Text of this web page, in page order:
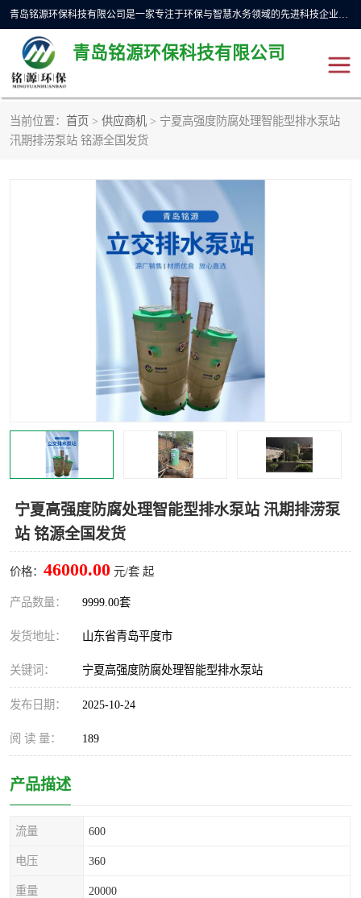
青岛铭源环保科技有限公司是一家专注于环保与智慧水务领域的先进科技企业，公司专注于云智能一体化预制泵站、水务循环利用、海绵城市、云智慧水务开发及新型环保技术研发等领域。铭源环保以为客户提供优质产品、专业技术服务为己任。为客户提供量身定制方案，提供多种配置方案满足实际使用要求。严控供货周期，并提供高标准后期维护。以环保为己任，视质量如生命，以技术做先导，靠诚信赢客户。
青岛铭源环保科技有限公司
当前位置： 首页 > 供应商机 > 宁夏高强度防腐处理智能型排水泵站
汛期排涝泵站 铭源全国发货
宁夏高强度防腐处理智能型排水泵站 汛期排涝泵
站 铭源全国发货
价格： 46000.00 元/套 起
产品数量： 9999.00套
发货地址： 山东省青岛平度市
关键词： 宁夏高强度防腐处理智能型排水泵站
发布日期： 2025-10-24
阅 读 量： 189
产品描述
流量 600
电压 360
重量 20000
一体化HMPP泵站
智能旋转喷射器
液动限流闸门
加压泵房/灌溉泵房 一体化预制泵站
真空冲洗装置
门式冲洗装置
智能一体化灌溉泵房 一体化污水处理泵房
浅层砂过滤装置
一体化泵闸
真空冲洗设备
水平自清洗格栅